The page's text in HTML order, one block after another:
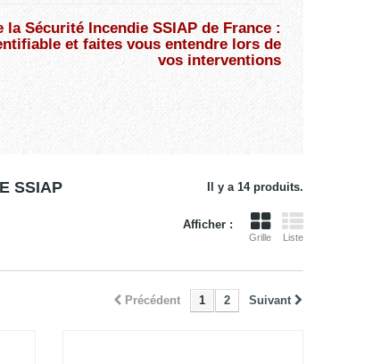
la Sécurité Incendie SSIAP de France :
et faites vous entendre lors de
vos interventions
SSIAP Il y a 14 produits.
Afficher :
Grille Liste
Précédent 1 2 Suivant